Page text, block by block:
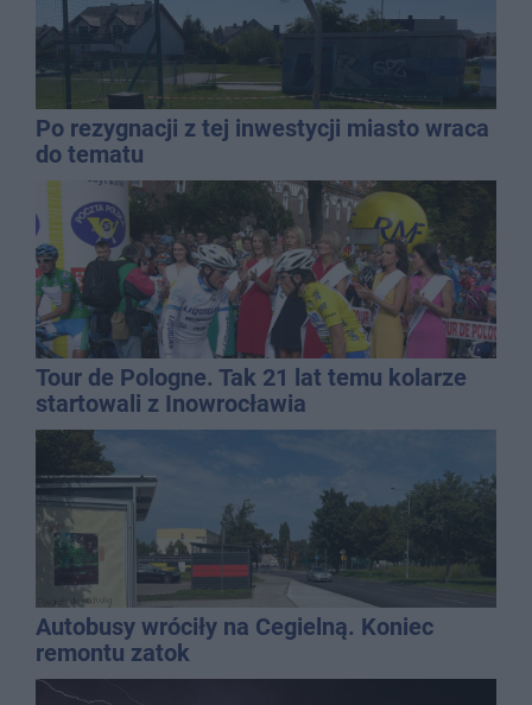
Po rezygnacji z tej inwestycji miasto wraca
do tematu
Tour de Pologne. Tak 21 lat temu kolarze
startowali z Inowrocławia
Autobusy wróciły na Cegielną. Koniec
remontu zatok